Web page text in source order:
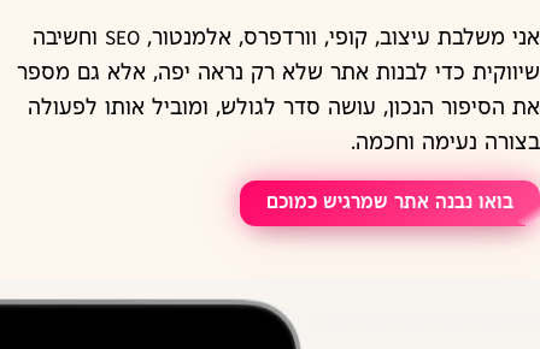
אני משלבת עיצוב, קופי, וורדפרס, אלמנטור, SEO וחשיבה
שיווקית כדי לבנות אתר שלא רק נראה יפה, אלא גם מספר
את הסיפור הנכון, עושה סדר לגולש, ומוביל אותו לפעולה
בצורה נעימה וחכמה.
בואו נבנה אתר שמרגיש כמוכם